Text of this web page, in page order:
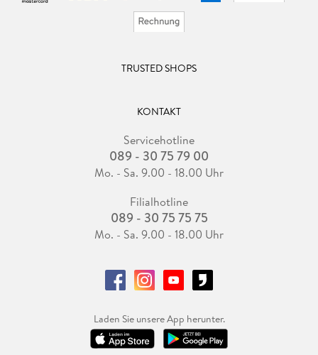
TRUSTED SHOPS
KONTAKT
Servicehotline
089 - 30 75 79 00
Mo. - Sa. 9.00 - 18.00 Uhr
Filialhotline
089 - 30 75 75 75
Mo. - Sa. 9.00 - 18.00 Uhr
Laden Sie unsere App herunter.